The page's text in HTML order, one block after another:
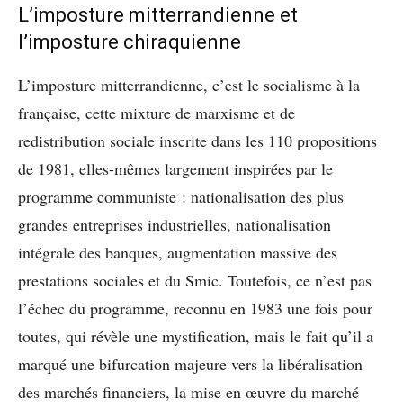
L’imposture mitterrandienne et
l’imposture chiraquienne
L’imposture mitterrandienne, c’est le socialisme à la
française, cette mixture de marxisme et de
redistribution sociale inscrite dans les 110 propositions
de 1981, elles-mêmes largement inspirées par le
programme communiste : nationalisation des plus
grandes entreprises industrielles, nationalisation
intégrale des banques, augmentation massive des
prestations sociales et du Smic. Toutefois, ce n’est pas
l’échec du programme, reconnu en 1983 une fois pour
toutes, qui révèle une mystification, mais le fait qu’il a
marqué une bifurcation majeure vers la libéralisation
des marchés financiers, la mise en œuvre du marché